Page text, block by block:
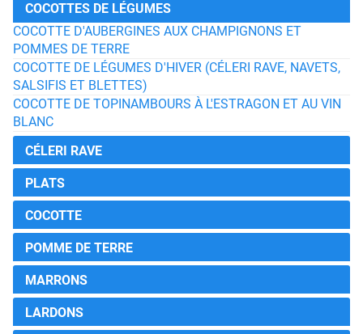
COCOTTES DE LÉGUMES
COCOTTE D'AUBERGINES AUX CHAMPIGNONS ET
POMMES DE TERRE
COCOTTE DE LÉGUMES D'HIVER (CÉLERI RAVE, NAVETS,
SALSIFIS ET BLETTES)
COCOTTE DE TOPINAMBOURS À L'ESTRAGON ET AU VIN
BLANC
CÉLERI RAVE
PLATS
COCOTTE
POMME DE TERRE
MARRONS
LARDONS